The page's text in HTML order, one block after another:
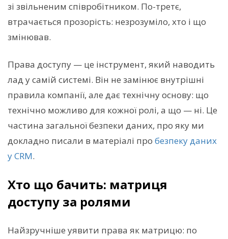
зі звільненим співробітником. По-третє,
втрачається прозорість: незрозуміло, хто і що
змінював.
Права доступу — це інструмент, який наводить
лад у самій системі. Він не замінює внутрішні
правила компанії, але дає технічну основу: що
технічно можливо для кожної ролі, а що — ні. Це
частина загальної безпеки даних, про яку ми
докладно писали в матеріалі про безпеку даних
у CRM.
Хто що бачить: матриця
доступу за ролями
Найзручніше уявити права як матрицю: по